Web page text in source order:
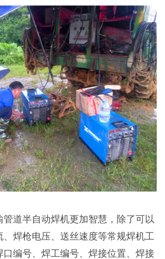
道半自动焊机更加智慧，除了可以
焊枪电压、送丝速度等常规焊机工
口编号、焊工编号、焊接位置、焊接